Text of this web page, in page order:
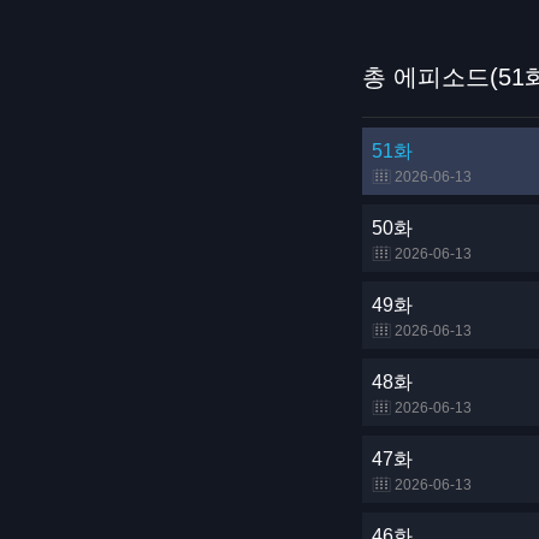
총 에피소드(51
51화
2026-06-13
50화
2026-06-13
49화
2026-06-13
48화
2026-06-13
47화
2026-06-13